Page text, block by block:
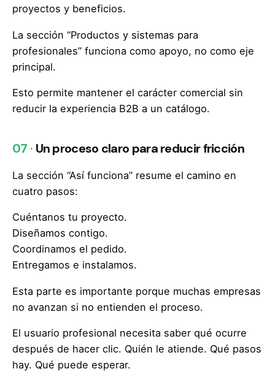
proyectos y beneficios.
La sección “Productos y sistemas para
profesionales” funciona como apoyo, no como eje
principal.
Esto permite mantener el carácter comercial sin
reducir la experiencia B2B a un catálogo.
07 · Un proceso claro para reducir fricción
La sección “Así funciona” resume el camino en
cuatro pasos:
Cuéntanos tu proyecto.
Diseñamos contigo.
Coordinamos el pedido.
Entregamos e instalamos.
Esta parte es importante porque muchas empresas
no avanzan si no entienden el proceso.
El usuario profesional necesita saber qué ocurre
después de hacer clic. Quién le atiende. Qué pasos
hay. Qué puede esperar.